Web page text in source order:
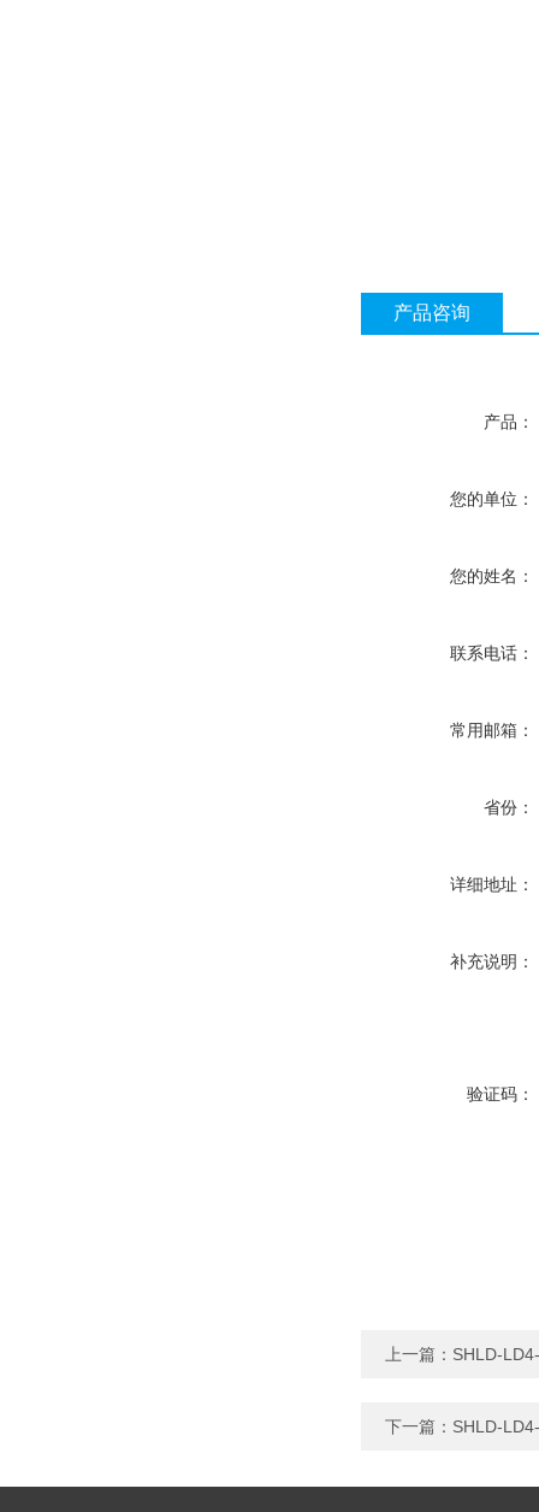
产品咨询
产品：
您的单位：
您的姓名：
联系电话：
常用邮箱：
省份：
详细地址：
补充说明：
验证码：
上一篇： SHLD-
下一篇： SHLD-